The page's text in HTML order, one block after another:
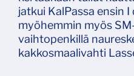
jatkui KalPassa ensin I
myöhemmin myös
vaihtopenkillä
kakkosmaalivahti